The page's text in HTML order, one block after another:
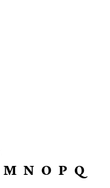
M N O P Q